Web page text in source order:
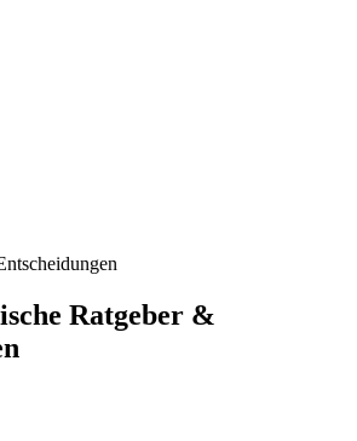
Ratgeber &